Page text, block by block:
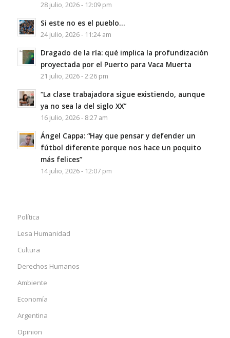
28 julio, 2026 - 12:09 pm
Si este no es el pueblo…
24 julio, 2026 - 11:24 am
Dragado de la ría: qué implica la profundización
proyectada por el Puerto para Vaca Muerta
21 julio, 2026 - 2:26 pm
“La clase trabajadora sigue existiendo, aunque
ya no sea la del siglo XX”
16 julio, 2026 - 8:27 am
Ángel Cappa: “Hay que pensar y defender un
fútbol diferente porque nos hace un poquito
más felices”
14 julio, 2026 - 12:07 pm
Política
Lesa Humanidad
Cultura
Derechos Humanos
Ambiente
Economía
Argentina
Opinion